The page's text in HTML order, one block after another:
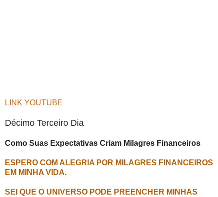
LINK YOUTUBE
Décimo Terceiro Dia
Como Suas Expectativas Criam Milagres Financeiros
ESPERO COM ALEGRIA POR MILAGRES FINANCEIROS
EM MINHA VIDA.
SEI QUE O UNIVERSO PODE PREENCHER MINHAS